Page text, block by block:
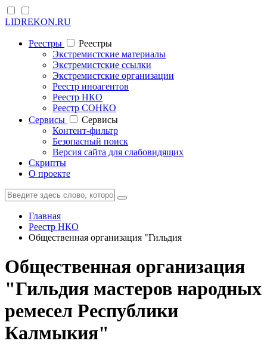
LIDREKON.RU
Реестры
Реестры
Экстремистские материалы
Экстремистские ссылки
Экстремистские организации
Реестр иноагентов
Реестр НКО
Реестр СОНКО
Cервисы
Cервисы
Контент-фильтр
Безопасный поиск
Версия сайта для слабовидящих
Скрипты
О проекте
Главная
Реестр НКО
Общественная организация "Гильдия
Общественная организация
"Гильдия мастеров народных
ремесел Республики
Калмыкия"